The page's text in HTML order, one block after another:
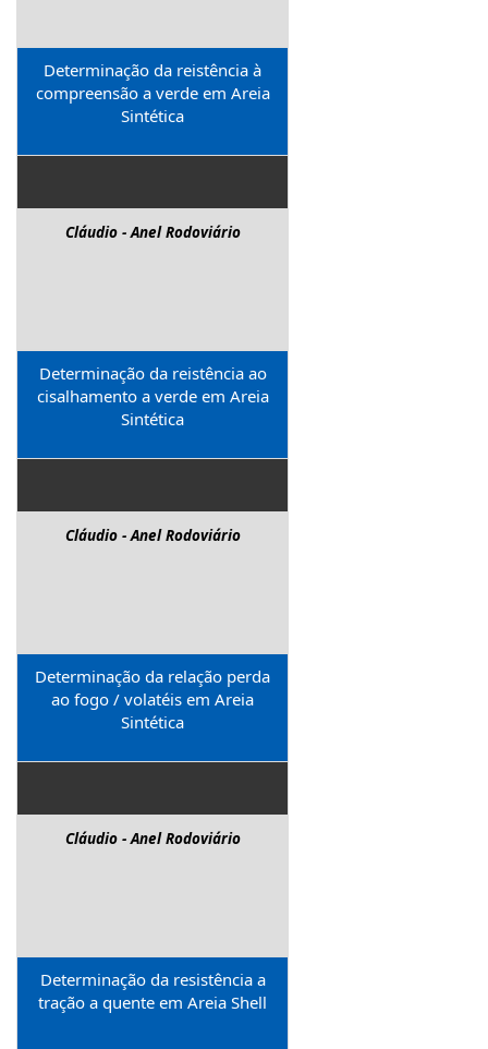
Determinação da reistência à
compreensão a verde em Areia
Sintética
Cláudio - Anel Rodoviário
Determinação da reistência ao
cisalhamento a verde em Areia
Sintética
Cláudio - Anel Rodoviário
Determinação da relação perda
ao fogo / volatéis em Areia
Sintética
Cláudio - Anel Rodoviário
Determinação da resistência a
tração a quente em Areia Shell